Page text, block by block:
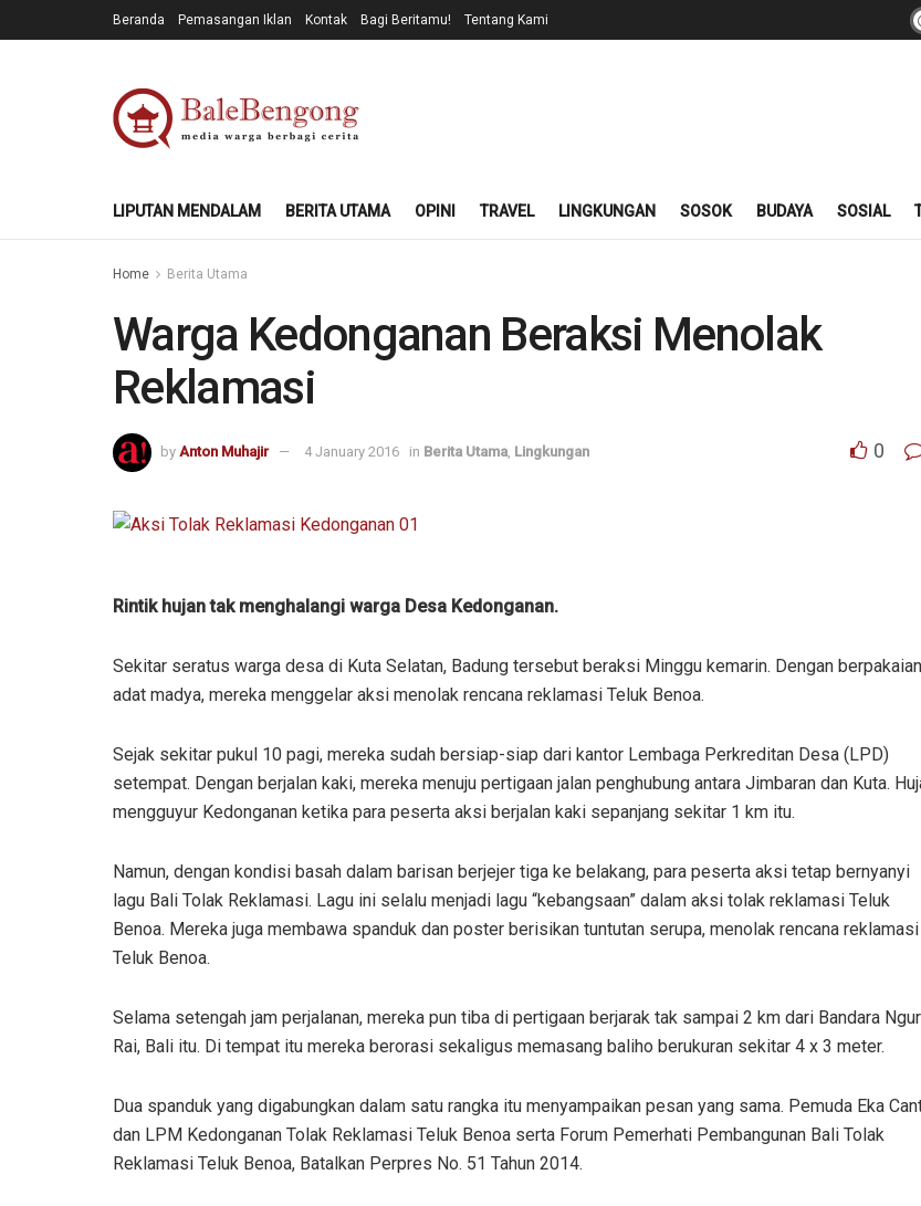
Beranda Pemasangan Iklan Kontak Bagi Beritamu! Tentang Kami
LIPUTAN MENDALAM BERITA UTAMA OPINI TRAVEL LINGKUNGAN SOSOK BUDAYA SOSIAL
Home Berita Utama
Warga Kedonganan Beraksi Menolak
Reklamasi
by Anton Muhajir 4 January 2016 in Berita Utama Lingkungan 0
Rintik hujan tak menghalangi warga Desa Kedonganan.
Sekitar seratus warga desa di Kuta Selatan, Badung tersebut beraksi Minggu kemarin. Dengan berpakaian
adat madya, mereka menggelar aksi menolak rencana reklamasi Teluk Benoa.
Sejak sekitar pukul 10 pagi, mereka sudah bersiap-siap dari kantor Lembaga Perkreditan Desa (LPD)
setempat. Dengan berjalan kaki, mereka menuju pertigaan jalan penghubung antara Jimbaran dan Kuta.
mengguyur Kedonganan ketika para peserta aksi berjalan kaki sepanjang sekitar 1 km itu.
Namun, dengan kondisi basah dalam barisan berjejer tiga ke belakang, para peserta aksi tetap bernyanyi
lagu Bali Tolak Reklamasi. Lagu ini selalu menjadi lagu “kebangsaan” dalam aksi tolak reklamasi Teluk
Benoa. Mereka juga membawa spanduk dan poster berisikan tuntutan serupa, menolak rencana reklamasi
Teluk Benoa.
Selama setengah jam perjalanan, mereka pun tiba di pertigaan berjarak tak sampai 2 km dari Bandara
Rai, Bali itu. Di tempat itu mereka berorasi sekaligus memasang baliho berukuran sekitar 4 x 3 meter.
Dua spanduk yang digabungkan dalam satu rangka itu menyampaikan pesan yang sama. Pemuda Eka
dan LPM Kedonganan Tolak Reklamasi Teluk Benoa serta Forum Pemerhati Pembangunan Bali Tolak
Reklamasi Teluk Benoa, Batalkan Perpres No. 51 Tahun 2014.